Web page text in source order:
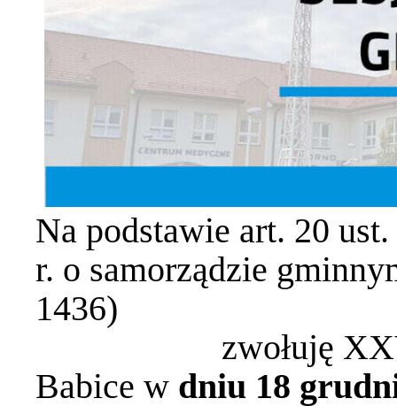
Na podstawie art. 20
r. o samorządzie
1436)
zwołuję XXV
Babice w dniu 18